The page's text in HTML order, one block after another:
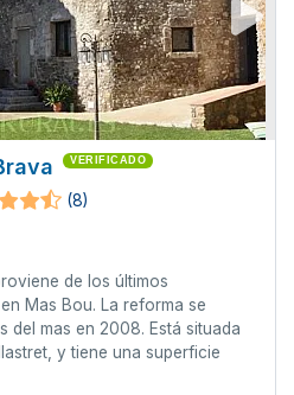
VERIFICADO
(8)
de los últimos
Mas Bou. La reforma se
del mas en 2008. Está situada
y tiene una superficie